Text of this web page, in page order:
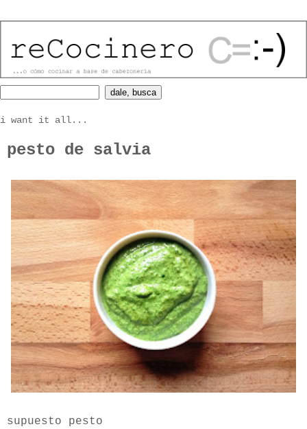
i want it all...
pesto de salvia
supuesto pesto